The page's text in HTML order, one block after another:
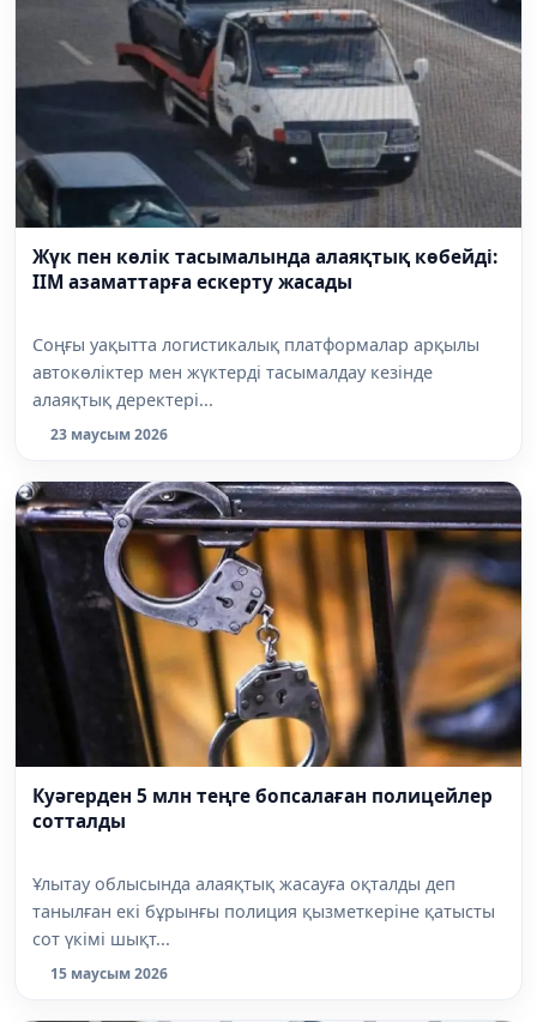
Жүк пен көлік тасымалында алаяқтық көбейді:
ІІМ азаматтарға ескерту жасады
Соңғы уақытта логистикалық платформалар арқылы
автокөліктер мен жүктерді тасымалдау кезінде
алаяқтық деректері...
23 маусым 2026
Куәгерден 5 млн теңге бопсалаған полицейлер
сотталды
Ұлытау облысында алаяқтық жасауға оқталды деп
танылған екі бұрынғы полиция қызметкеріне қатысты
сот үкімі шықт...
15 маусым 2026